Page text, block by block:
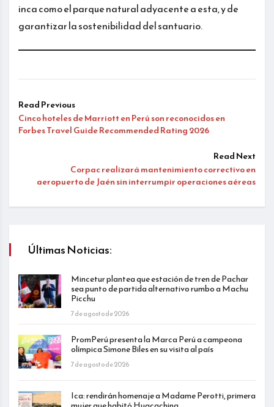
inca como el parque natural adyacente a esta, y de
garantizar la sostenibilidad del santuario.
Read Previous
Cinco hoteles de Marriott en Perú son reconocidos en
Forbes Travel Guide Recommended Rating 2026
Read Next
Corpac realizará mantenimiento correctivo en
aeropuerto de Jaén sin interrumpir operaciones aéreas
Últimas Noticias:
Mincetur plantea que estación de tren de Pachar
sea punto de partida alternativo rumbo a Machu
Picchu
7 de agosto de 2026
PromPerú presenta la Marca Perú a campeona
olímpica Simone Biles en su visita al país
7 de agosto de 2026
Ica: rendirán homenaje a Madame Perotti, primera